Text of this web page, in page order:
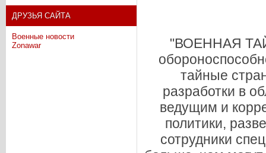
ДРУЗЬЯ САЙТА
Военные новости
Zonawar
"ВОЕННАЯ
тайные
разработки в
ведущим и
политики,
сотрудники